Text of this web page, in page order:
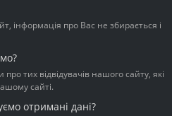
інформація про Вас не збирається і
тих відвідувачів нашого сайту, які
сайті.
отримані дані?